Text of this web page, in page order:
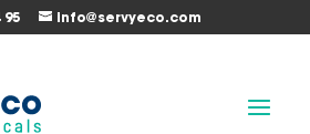
95 info@servyeco.com